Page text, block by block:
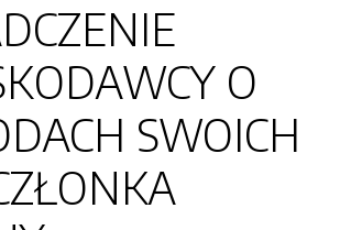
O
SWOICH